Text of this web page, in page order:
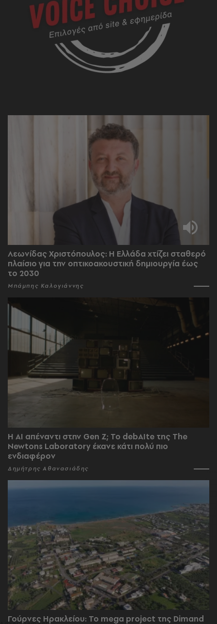
Λεωνίδας Χριστόπουλος: Η Ελλάδα χτίζει σταθερό
πλαίσιο για την οπτικοακουστική δημιουργία έως
το 2030
Μπάμπης Καλογιάννης
Η AI απέναντι στην Gen Z; Το debAIte της The
Newtons Laboratory έκανε κάτι πολύ πιο
ενδιαφέρον
Δημήτρης Αθανασιάδης
Γούρνες Ηρακλείου: To mega project της Dimand